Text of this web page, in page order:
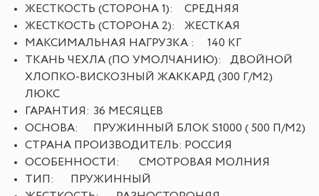
ЖЕСТКОСТЬ (СТОРОНА 1):
СРЕДНЯЯ
ЖЕСТКОСТЬ (СТОРОНА 2):
ЖЕСТКАЯ
МАКСИМАЛЬНАЯ НАГРУЗКА :
140 КГ
ТКАНЬ ЧЕХЛА (ПО УМОЛЧАНИЮ):
ДВОЙНОЙ
ХЛОПКО-ВИСКОЗНЫЙ ЖАККАРД (300 Г/М2)
ЛЮКС
ГАРАНТИЯ: 36 МЕСЯЦЕВ
ОСНОВА:
ПРУЖИННЫЙ БЛОК S1000 ( 500 П/М2)
СТРАНА ПРОИЗВОДИТЕЛЬ: РОССИЯ
ОСОБЕННОСТИ:
СМОТРОВАЯ МОЛНИЯ
ТИП:
ПРУЖИННЫЙ